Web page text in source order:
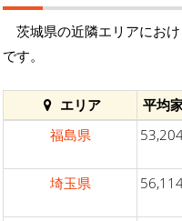
茨城県の近隣エリアにお
です。
エリア 平均
福島県
埼玉県